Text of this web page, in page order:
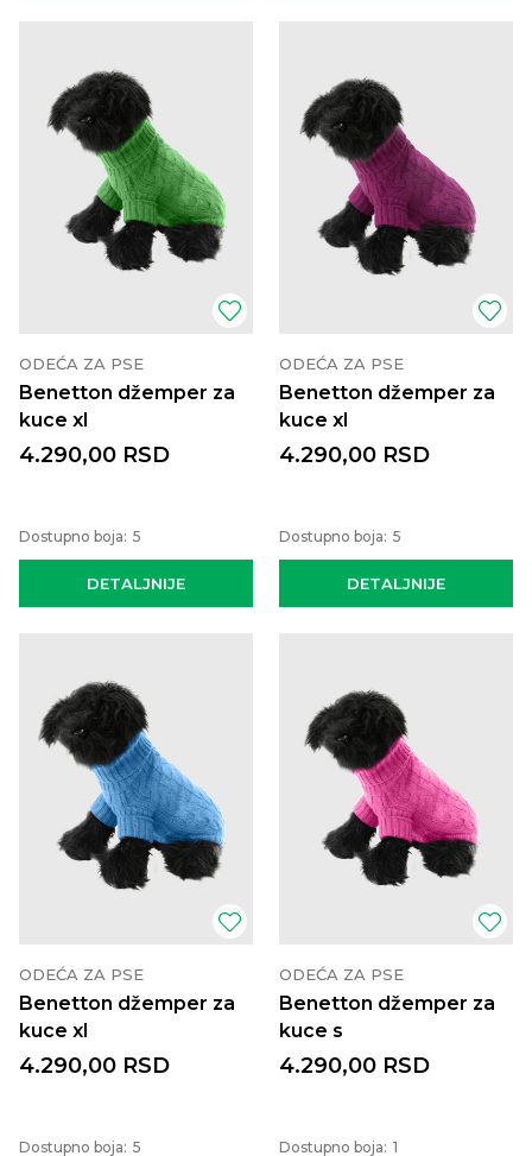
ODEĆA ZA PSE
Benetton džemper za
kuce xl
DETALJNIJE
4.290,00 RSD
Dostupno boja: 5
ODEĆA ZA PSE
Benetton džemper za
kuce xl
DETALJNIJE
4.290,00 RSD
Dostupno boja: 5
ODEĆA ZA PSE
Benetton džemper za
kuce xl
4.290,00 RSD
Dostupno boja: 5
ODEĆA ZA PSE
Benetton džemper za
kuce s
4.290,00 RSD
Dostupno boja: 1